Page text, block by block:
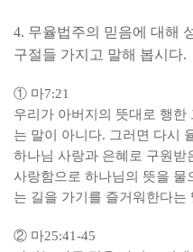
4. 무율법주의 믿음에 대해
구절들 가지고 말해 봅시다.
① 마7:21
우리가 아버지의 뜻대로 행
는 말이 아니다. 그러면 다시
하나님 사랑과 은혜로 구원받
사랑함으로 하나님의 뜻을 물
는 길을 가기를 즐거워한다는
② 마25:41-45